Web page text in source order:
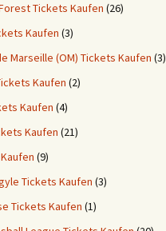
Tickets Kaufen (26)
Kaufen (3)
Marseille (OM) Tickets Kaufen (3)
Kaufen (2)
Kaufen (4)
Kaufen (21)
(9)
Tickets Kaufen (3)
Tickets Kaufen (1)